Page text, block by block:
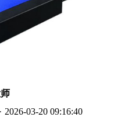
· 2026-03-20 09:16:40